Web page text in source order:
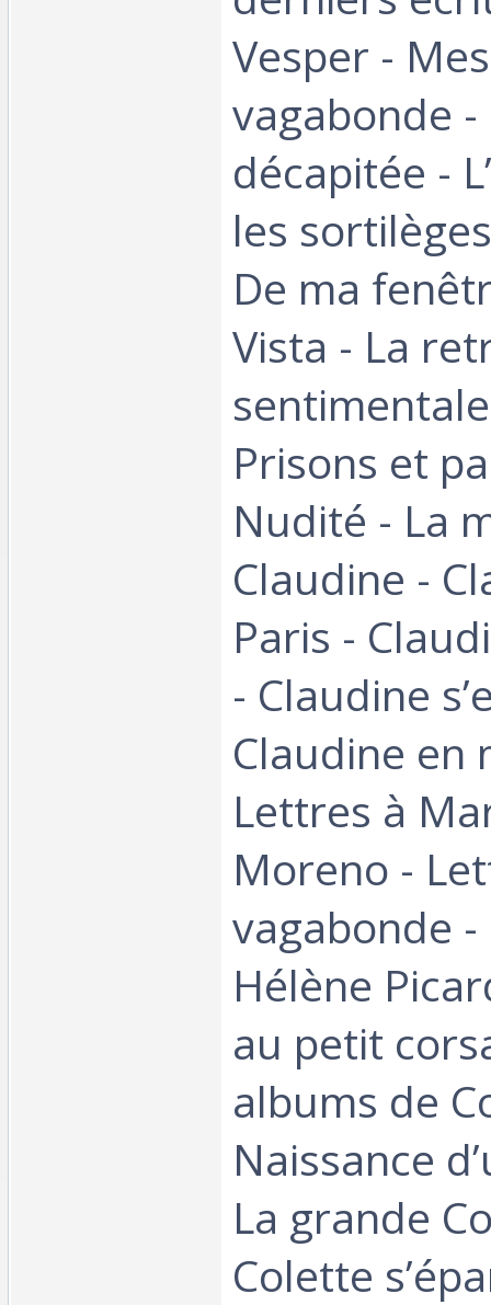
Vesper -
vagabonde -
décapitée -
les
De ma
Vista - La
Prisons et
Nudité - La
Claudine -
Paris -
- Claudine
Claudine en
Lettres à
Moreno -
vagabonde
Hélène
au petit
albums de
Naissance
La grande
Colette